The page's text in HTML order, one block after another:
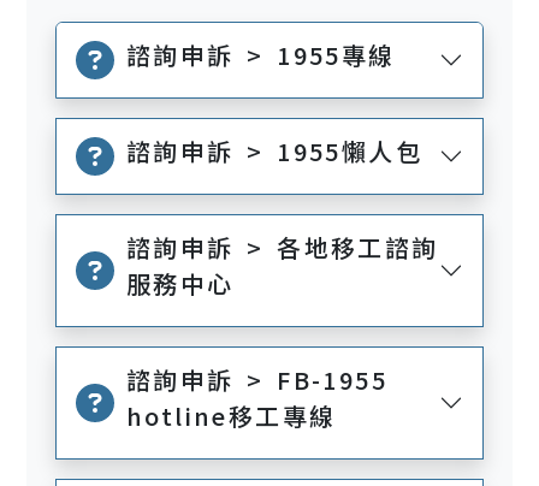
諮詢申訴 > 1955專線
諮詢申訴 > 1955懶人包
諮詢申訴 > 各地移工諮詢
服務中心
諮詢申訴 > FB-1955
hotline移工專線